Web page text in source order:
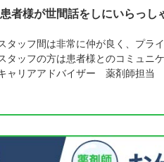
患者様が世間話をしにいらっ
タッフ間は非常に仲が良く、プラ
タッフの方は患者様とのコミュニ
ャリアアドバイザー 薬剤師担当